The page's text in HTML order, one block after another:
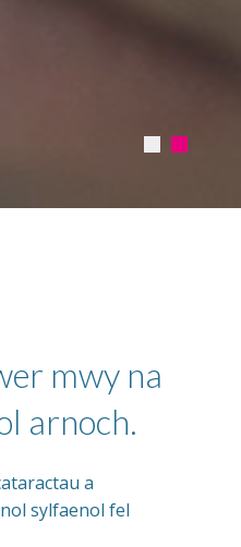
mwy na
arnoch.
a
sylfaenol fel